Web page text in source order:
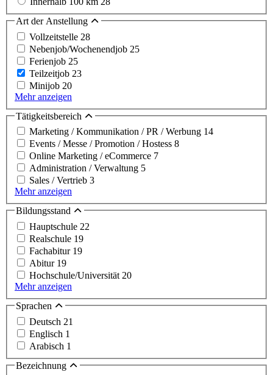
Art der Anstellung
Vollzeitstelle 28
Nebenjob/Wochenendjob 25
Ferienjob 25
Teilzeitjob 23
Minijob 20
Mehr anzeigen
Tätigkeitsbereich
Marketing / Kommunikation / PR / Werbung 14
Events / Messe / Promotion / Hostess 8
Online Marketing / eCommerce 7
Administration / Verwaltung 5
Sales / Vertrieb 3
Mehr anzeigen
Bildungsstand
Hauptschule 22
Realschule 19
Fachabitur 19
Abitur 19
Hochschule/Universität 20
Mehr anzeigen
Sprachen
Deutsch 21
Englisch 1
Arabisch 1
Bezeichnung